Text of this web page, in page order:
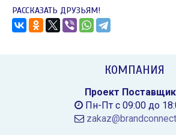
время, когда особенно хочется
чувствовать и дарить заботу и...
ЧИТАТЬ ДАЛЕЕ →
РАССКАЗАТЬ ДРУЗЬЯМ!
КОМПАНИЯ
Проект Поставщик
Пн-Пт с 09:00 до